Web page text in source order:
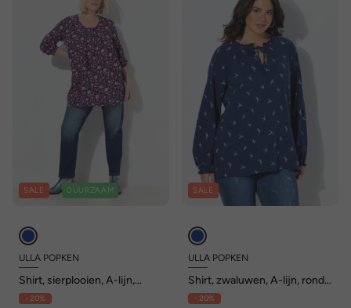
SALE DUURZAAM
ULLA POPKEN
Shirt, sierplooien, A-lijn,
carréhals, lange mouwen
- 20%
SALE
ULLA POPKEN
Shirt, zwaluwen, A-lijn, ronde
hals, lange mouw, volants
- 20%